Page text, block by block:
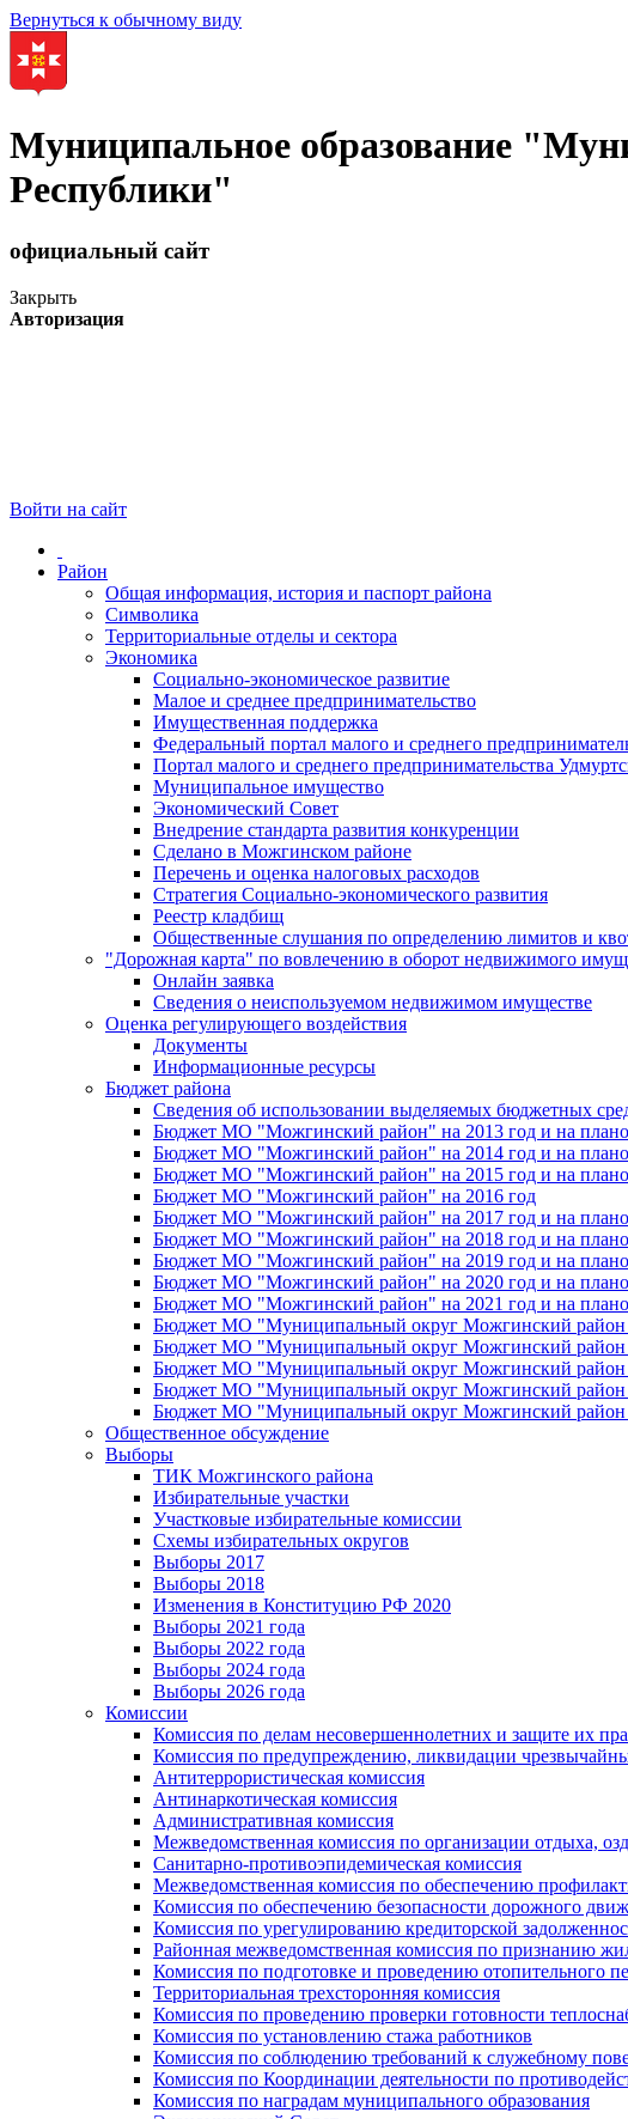
Вернуться к обычному виду
Муниципальное образование
Республики"
официальный сайт
Закрыть
Авторизация
Войти на сайт
Район
Общая информация, история и паспорт района
Символика
Территориальные отделы и сектора
Экономика
Социально-экономическое развитие
Малое и среднее предпринимательство
Имущественная поддержка
Федеральный портал малого и среднего
Портал малого и среднего предпринимательства
Муниципальное имущество
Экономический Совет
Внедрение стандарта развития конкуренции
Сделано в Можгинском районе
Перечень и оценка налоговых расходов
Стратегия Социально-экономического развития
Реестр кладбищ
Общественные слушания по определению лимитов и
"Дорожная карта" по вовлечению в оборот недвижимого
Онлайн заявка
Сведения о неиспользуемом недвижимом имуществе
Оценка регулирующего воздействия
Документы
Информационные ресурсы
Бюджет района
Сведения об использовании выделяемых бюджетных
Бюджет МО "Можгинский район" на 2013 год и на
Бюджет МО "Можгинский район" на 2014 год и на
Бюджет МО "Можгинский район" на 2015 год и на
Бюджет МО "Можгинский район" на 2016 год
Бюджет МО "Можгинский район" на 2017 год и на
Бюджет МО "Можгинский район" на 2018 год и на
Бюджет МО "Можгинский район" на 2019 год и на
Бюджет МО "Можгинский район" на 2020 год и на
Бюджет МО "Можгинский район" на 2021 год и на
Бюджет МО "Муниципальный округ Можгинский район
Бюджет МО "Муниципальный округ Можгинский район
Бюджет МО "Муниципальный округ Можгинский район
Бюджет МО "Муниципальный округ Можгинский район
Бюджет МО "Муниципальный округ Можгинский район
Общественное обсуждение
Выборы
ТИК Можгинского района
Избирательные участки
Участковые избирательные комиссии
Схемы избирательных округов
Выборы 2017
Выборы 2018
Изменения в Конституцию РФ 2020
Выборы 2021 года
Выборы 2022 года
Выборы 2024 года
Выборы 2026 года
Комиссии
Комиссия по делам несовершеннолетних и защите их
Комиссия по предупреждению, ликвидации
Антитеррористическая комиссия
Антинаркотическая комиссия
Административная комиссия
Межведомственная комиссия по организации отдыха,
Санитарно-противоэпидемическая комиссия
Межведомственная комиссия по обеспечению
Комиссия по обеспечению безопасности дорожного
Комиссия по урегулированию кредиторской
Районная межведомственная комиссия по признанию
Комиссия по подготовке и проведению отопительного
Территориальная трехсторонняя комиссия
Комиссия по проведению проверки готовности
Комиссия по установлению стажа работников
Комиссия по соблюдению требований к служебному
Комиссия по Координации деятельности по
Комиссия по наградам муниципального образования